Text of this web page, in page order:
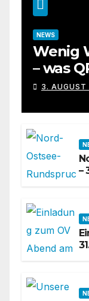
NEWS
Wenig
– was
3.
–